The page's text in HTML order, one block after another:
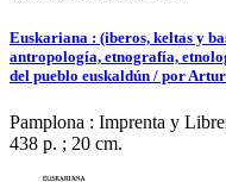
Euskariana : (iberos, keltas y
antropología, etnografía,
del pueblo euskaldún / por
Pamplona : Imprenta y
438 p. ; 20 cm.